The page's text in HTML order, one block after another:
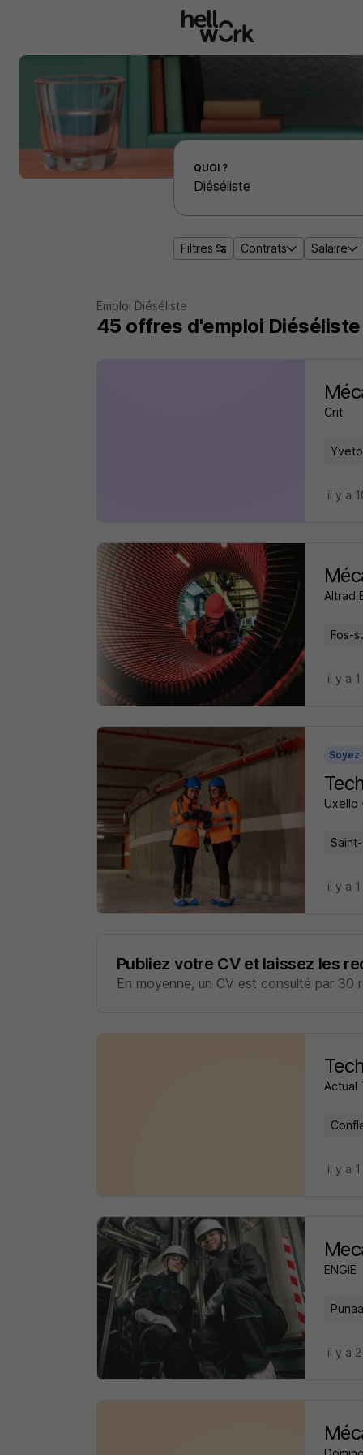
Effectuer une recherche d'emploi par localité
QUOI ?
Filtres Contrats Salaire
Emploi Diéséliste
45 offres d'emploi Diéséliste
Crit
il y a
Altrad
Fos-
il y a
Soyez
Uxello
il y a
Publiez votre CV et laissez les
En moyenne, un CV est consulté par 30
Actual
il y a
ENGIE
il y a